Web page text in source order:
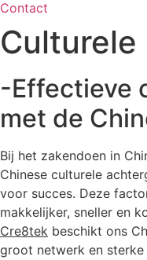
Contact
-Effectieve
met de
Bij het zakendoen in
Chinese culturele
voor succes. Deze
makkelijker, sneller en
Cre8tek beschikt ons
groot netwerk en